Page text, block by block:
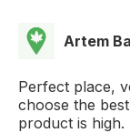
Artem
Perfect place,
choose the
product is high.